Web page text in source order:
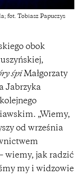
fot. Tobiasz Papuczys
obok
śpiMałgorzaty
Jabrzyka
„Wiemy,
od września
wiemy, jak radzić
my i widzowie